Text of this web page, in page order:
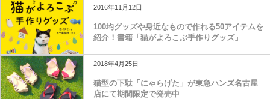
2016年11月12日
100均グッズや身近なもので作れる50アイテムを
紹介！書籍「猫がよろこぶ手作りグッズ」
2018年4月25日
猫型の下駄「にゃらげた」が東急ハンズ名古屋
店にて期間限定で発売中